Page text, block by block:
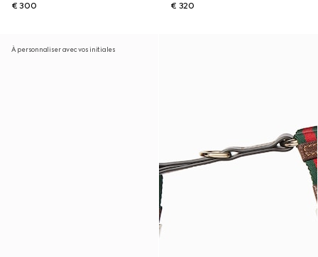
€ 300
€ 320
À personnaliser avec vos initiales